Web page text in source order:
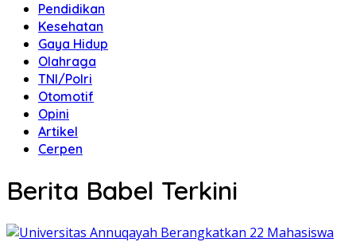
Pendidikan
Kesehatan
Gaya Hidup
Olahraga
TNI/Polri
Otomotif
Opini
Artikel
Cerpen
Berita Babel Terkini